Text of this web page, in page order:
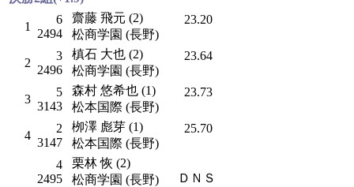
1
6
2494
齋藤 飛元 (2)
松商学園 (長野)
23.20
2
3
2496
槙石 大也 (2)
松商学園 (長野)
23.64
3
5
3143
森村 悠希也 (1)
松本国際 (長野)
23.73
4
2
3147
栁澤 彪芽 (1)
松本国際 (長野)
25.70
4
2495
栗林 恢 (2)
松商学園 (長野)
ＤＮＳ